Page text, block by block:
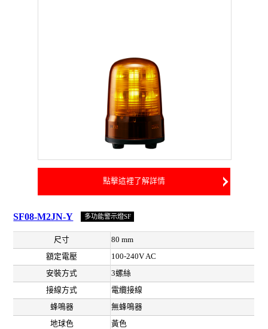
點擊這裡了解詳情
SF08-M2JN-Y 多功能警示燈SF
尺寸
80 mm
額定電壓
100-240V AC
安裝方式
3螺絲
接線方式
電纜接線
蜂鳴器
無蜂鳴器
地球色
黃色